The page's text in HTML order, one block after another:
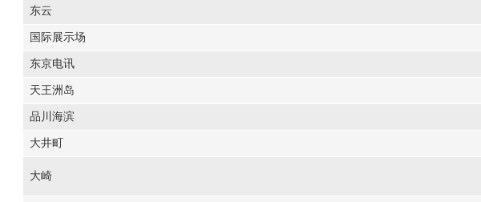
东云
国际展示场
东京电讯
天王洲岛
品川海滨
大井町
大崎